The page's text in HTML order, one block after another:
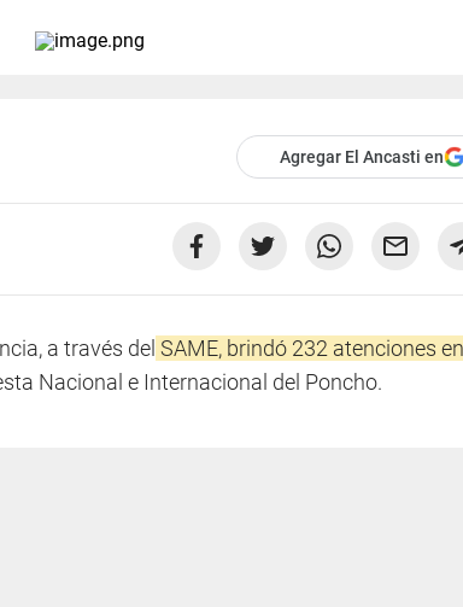
Agregar El Ancasti en
a través del SAME, brindó 232 atenciones en
Nacional e Internacional del Poncho.